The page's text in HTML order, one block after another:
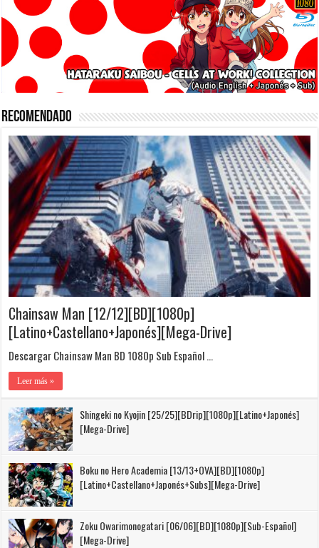
Recomendado
Chainsaw Man [12/12][BD][1080p]
[Latino+Castellano+Japonés][Mega-Drive]
Descargar Chainsaw Man BD 1080p Sub Español …
Leer más »
Shingeki no Kyojin [25/25][BDrip][1080p][Latino+Japonés]
[Mega-Drive]
Boku no Hero Academia [13/13+OVA][BD][1080p]
[Latino+Castellano+Japonés+Subs][Mega-Drive]
Zoku Owarimonogatari [06/06][BD][1080p][Sub-Español]
[Mega-Drive]